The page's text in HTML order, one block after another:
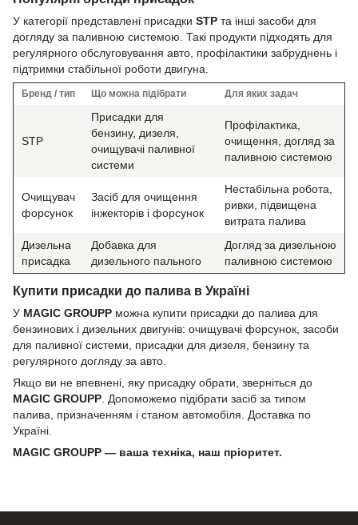
У категорії представлені присадки STP та інші засоби для
догляду за паливною системою. Такі продукти підходять для
регулярного обслуговування авто, профілактики забруднень і
підтримки стабільної роботи двигуна.
Бренд / тип Що можна підібрати Для яких задач
STP
Присадки для
бензину, дизеля,
очищувачі паливної
системи
Профілактика,
очищення, догляд за
паливною системою
Очищувач
форсунок
Засіб для очищення
інжекторів і форсунок
Нестабільна робота,
ривки, підвищена
витрата палива
Дизельна
присадка
Добавка для
дизельного пального
Догляд за дизельною
паливною системою
Купити присадки до палива в Україні
У MAGIC GROUPP можна купити присадки до палива для
бензинових і дизельних двигунів: очищувачі форсунок, засоби
для паливної системи, присадки для дизеля, бензину та
регулярного догляду за авто.
Якщо ви не впевнені, яку присадку обрати, зверніться до
MAGIC GROUPP . Допоможемо підібрати засіб за типом
палива, призначенням і станом автомобіля. Доставка по
Україні.
MAGIC GROUPP — ваша техніка, наш пріоритет.